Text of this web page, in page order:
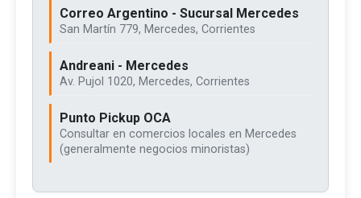
Correo Argentino - Sucursal Mercedes
San Martín 779, Mercedes, Corrientes
Andreani - Mercedes
Av. Pujol 1020, Mercedes, Corrientes
Punto Pickup OCA
Consultar en comercios locales en Mercedes
(generalmente negocios minoristas)